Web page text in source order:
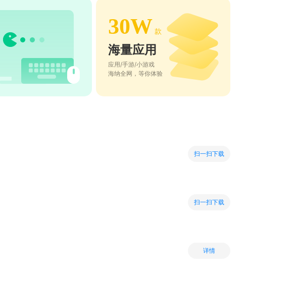
30W 款
海量应用
应用/手游/小游戏
海纳全网，等你体验
扫一扫下载
扫一扫下载
详情